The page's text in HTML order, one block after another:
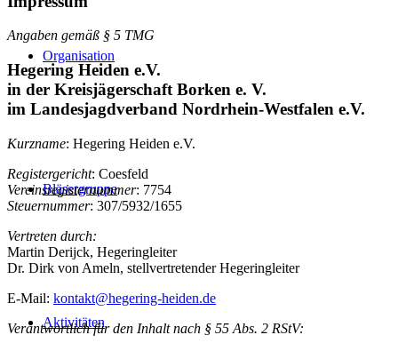
Organisation
Bläsergruppe
Aktivitäten
Angaben gemäß § 5 TMG
Hegering Heiden e.V.
in der Kreisjägerschaft Borken e. V.
im Landesjagdverband Nordrhein-Westfalen e.V.
Kurzname: Hegering Heiden e.V.
Registergericht: Coesfeld
Vereinsregisternummer: 7754
Steuernummer: 307/5932/1655
Vertreten durch:
Martin Derijck, Hegeringleiter
Dr. Dirk von Ameln, stellvertretender Hegeringleiter
E-Mail: kontakt@hegering-heiden.de
Verantwortlich für den Inhalt nach § 55 Abs. 2 RStV: